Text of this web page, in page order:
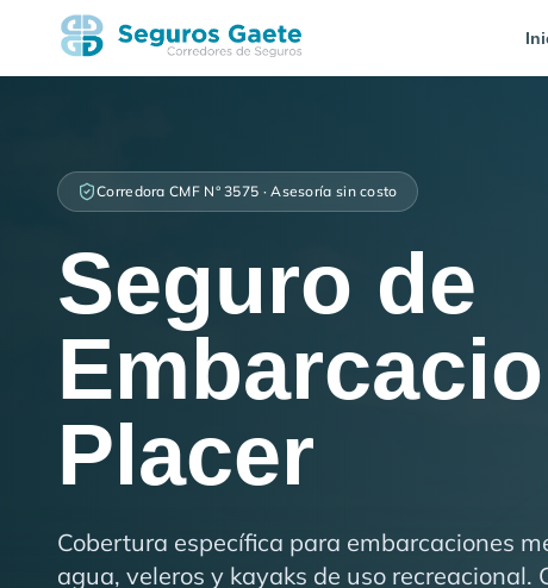
Corredora CMF N° 3575 · Asesoría sin costo
Seguro de
Placer
Cobertura específica para embarcaciones
agua, veleros y kayaks de uso recreacional.